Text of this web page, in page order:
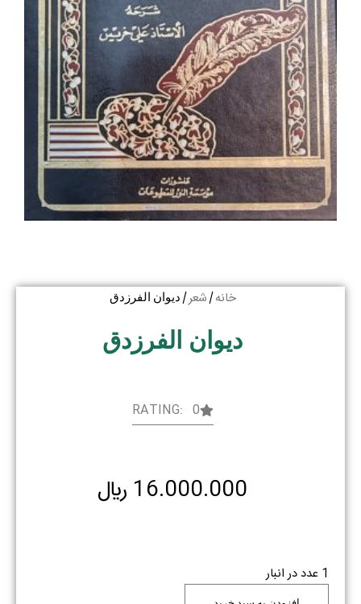
خانه/ شعر/ دیوان الفرزدق
دیوان الفرزدق
RATING: 0
16.000.000 ﷼
1 عدد در انبار